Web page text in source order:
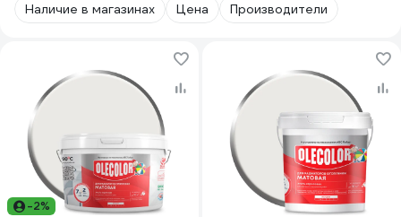
Наличие в магазинах Цена Производители
-2%